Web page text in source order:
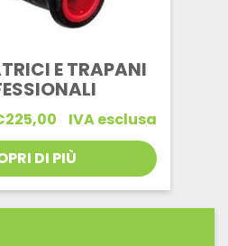
E TRAPANI
225,00
Fascia
di
prezzo:
da
€139,00
a
€225,00
IVA esclusa
DI PIÙ